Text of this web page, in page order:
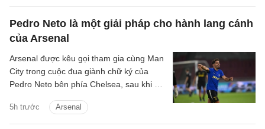
Pedro Neto là một giải pháp cho hành lang cánh
của Arsenal
5h trước Arsenal
Arsenal được kêu gọi tham gia cùng Man
City trong cuộc đua giành chữ ký của
Pedro Neto bên phía Chelsea, sau khi bỏ